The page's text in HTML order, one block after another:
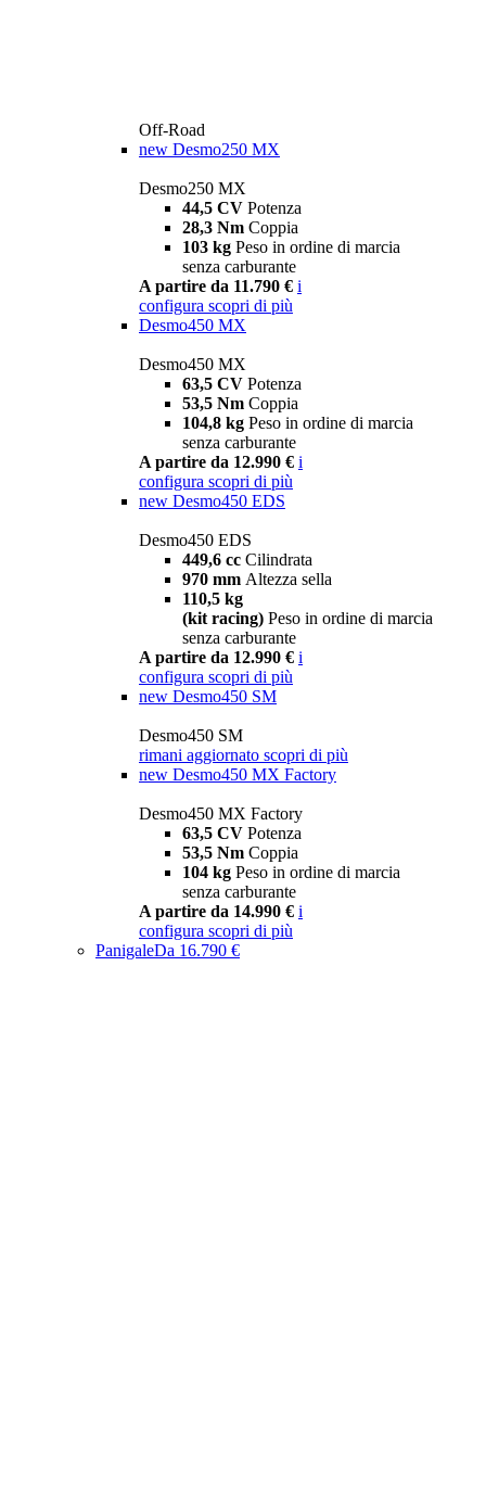
Off-Road
new Desmo250 MX
Desmo250 MX
44,5 CV Potenza
28,3 Nm Coppia
103 kg Peso in ordine di marcia
senza carburante
A partire da 11.790 € i
configura scopri di più
Desmo450 MX
Desmo450 MX
63,5 CV Potenza
53,5 Nm Coppia
104,8 kg Peso in ordine di marcia
senza carburante
A partire da 12.990 € i
configura scopri di più
new Desmo450 EDS
Desmo450 EDS
449,6 cc Cilindrata
970 mm Altezza sella
110,5 kg
(kit racing) Peso in ordine di marcia
senza carburante
A partire da 12.990 € i
configura scopri di più
new Desmo450 SM
Desmo450 SM
rimani aggiornato scopri di più
new Desmo450 MX Factory
Desmo450 MX Factory
63,5 CV Potenza
53,5 Nm Coppia
104 kg Peso in ordine di marcia
senza carburante
A partire da 14.990 € i
configura scopri di più
PanigaleDa 16.790 €